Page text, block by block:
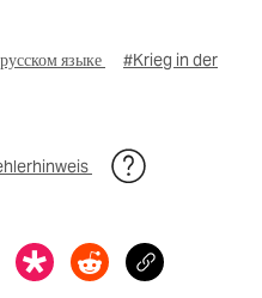
языке
#Krieg in der